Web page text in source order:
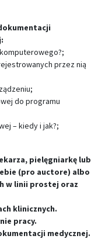
przez nią
do programu
– kiedy i jak?;
pielęgniarkę lub
(pro auctore) albo
w linii prostej oraz
klinicznych.
pracy.
medycznej.